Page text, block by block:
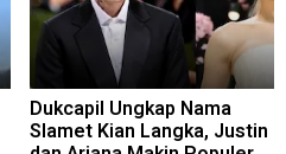
Dukcapil Ungkap Nama
Slamet Kian Langka, Justin